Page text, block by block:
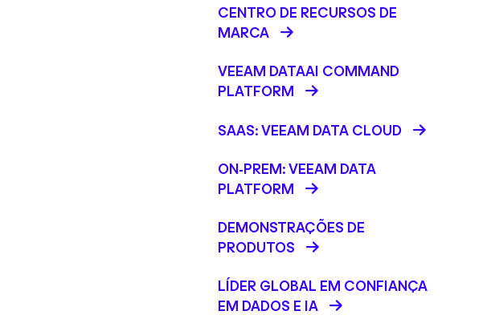
CENTRO DE RECURSOS DE
MARCA
VEEAM DATAAI COMMAND
PLATFORM
SAAS: VEEAM DATA CLOUD
ON-PREM: VEEAM DATA
PLATFORM
DEMONSTRAÇÕES DE
PRODUTOS
LÍDER GLOBAL EM CONFIANÇA
EM DADOS E IA